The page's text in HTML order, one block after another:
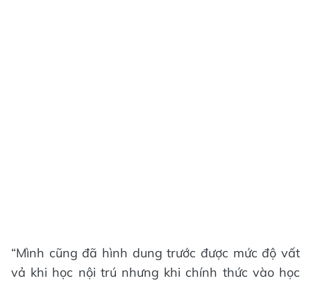
“Mình cũng đã hình dung trước được mức độ vất
vả khi học nội trú nhưng khi chính thức vào học